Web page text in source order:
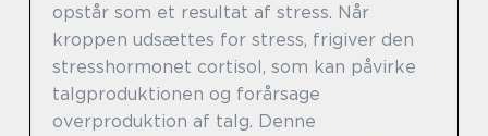
opstår som et resultat af stress. Når
kroppen udsættes for stress, frigiver den
stresshormonet cortisol, som kan påvirke
talgproduktionen og forårsage
overproduktion af talg. Denne